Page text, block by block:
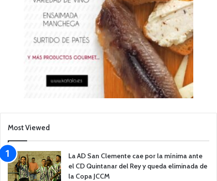
Most Viewed
La AD San Clemente cae por la mínima ante
el CD Quintanar del Rey y queda eliminada de
la Copa JCCM